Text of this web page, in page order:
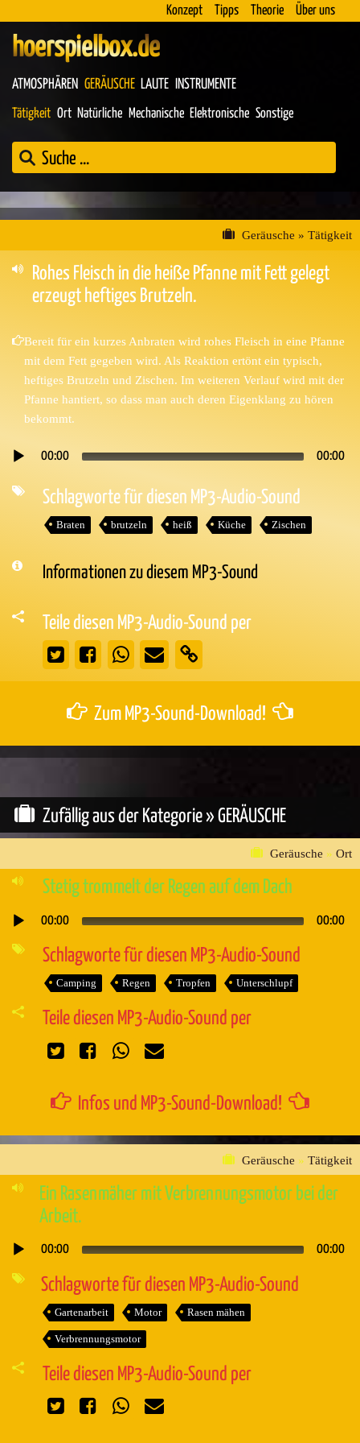
Konzept Tipps Theorie Über uns
hoerspielbox.de
ATMOSPHÄREN GERÄUSCHE LAUTE INSTRUMENTE
Tätigkeit Ort Natürliche Mechanische Elektronische Sonstige
Geräusche » Tätigkeit
Rohes Fleisch in die heiße Pfanne mit Fett gelegt
erzeugt heftiges Brutzeln.
Bereit für ein kurzes Anbraten wird rohes Fleisch in eine Pfanne
mit dem Fett gegeben wird. Als Reaktion ertönt ein typisch,
heftiges Brutzeln und Zischen. Im weiteren Verlauf wird mit der
Pfanne hantiert, so dass man auch deren Eigenklang zu hören
bekommt.
Audio-
00:00 00:00
Schlagworte für diesen MP3-Audio-Sound
Braten brutzeln heiß Küche Zischen
Informationen zu diesem MP3-Sound
Teile diesen MP3-Audio-Sound per
Zum MP3-Sound-Download!
Zufällig aus der Kategorie » GERÄUSCHE
Geräusche » Ort
Stetig trommelt der Regen auf dem Dach
Audio-
00:00 00:00
Schlagworte für diesen MP3-Audio-Sound
Camping Regen Tropfen Unterschlupf
Teile diesen MP3-Audio-Sound per
Infos und MP3-Sound-Download!
Geräusche » Tätigkeit
Ein Rasenmäher mit Verbrennungsmotor bei der
Arbeit.
Audio-
00:00 00:00
Schlagworte für diesen MP3-Audio-Sound
Gartenarbeit Motor Rasen mähen
Verbrennungsmotor
Teile diesen MP3-Audio-Sound per